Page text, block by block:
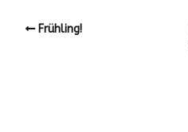
Frühling!